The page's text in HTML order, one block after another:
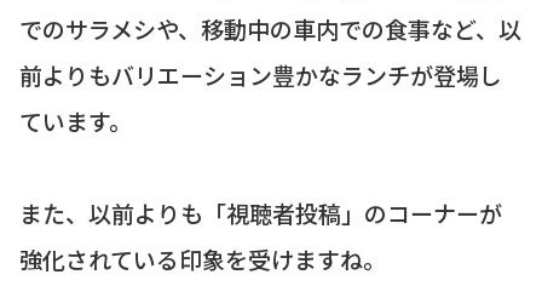
でのサラメシや、移動中の車内での食事など、以
前よりもバリエーション豊かなランチが登場し
ています。
また、以前よりも「視聴者投稿」のコーナーが
強化されている印象を受けますね。